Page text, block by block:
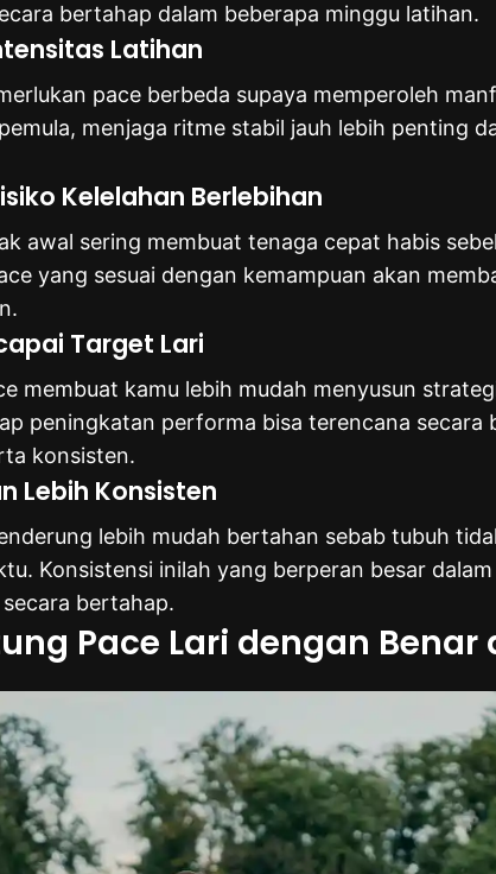
bertahap dalam beberapa minggu latihan.
Latihan
pace berbeda supaya memperoleh
menjaga ritme stabil jauh lebih penting
Kelelahan Berlebihan
awal sering membuat tenaga cepat habis
yang sesuai dengan kemampuan akan
Target Lari
membuat kamu lebih mudah menyusun
peningkatan performa bisa terencana secara
konsisten.
Lebih Konsisten
lebih mudah bertahan sebab tubuh
Konsistensi inilah yang berperan besar
bertahap.
Pace Lari dengan Benar